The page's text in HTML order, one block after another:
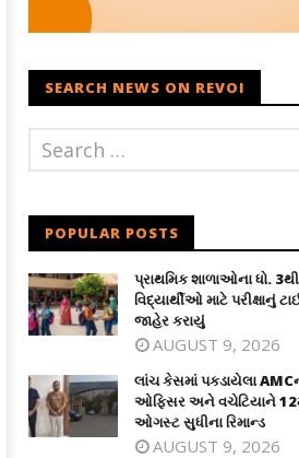
SEARCH NEWS ON REVOI
POPULAR POSTS
પ્રાથમિક શાળાઓના ધો.
વિદ્યાર્થીઓ માટે પરીક્ષાનું
જાહેર કરાયું
AUGUST 9, 2026
લાંચ કેસમાં પકડાયેલા
ઓફિસર અને વચેટિયાને
ઓગસ્ટ સુધીના રિમાન્ડ
AUGUST 9, 2026